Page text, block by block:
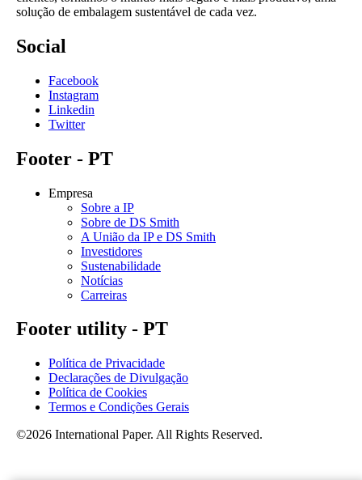
solução de embalagem sustentável de cada vez.
Social
Facebook
Instagram
Linkedin
Twitter
Footer - PT
Empresa
Sobre a IP
Sobre de DS Smith
A União da IP e DS Smith
Investidores
Sustenabilidade
Notícias
Carreiras
Footer utility - PT
Política de Privacidade
Declarações de Divulgação
Política de Cookies
Termos e Condições Gerais
©2026 International Paper. All Rights Reserved.